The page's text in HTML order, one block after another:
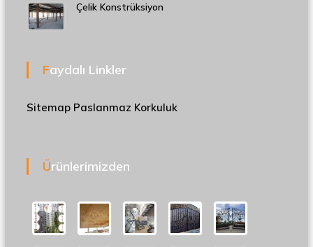
Çelik Konstrüksiyon
Faydalı Linkler
Sitemap Paslanmaz Korkuluk
Ürünlerimizden